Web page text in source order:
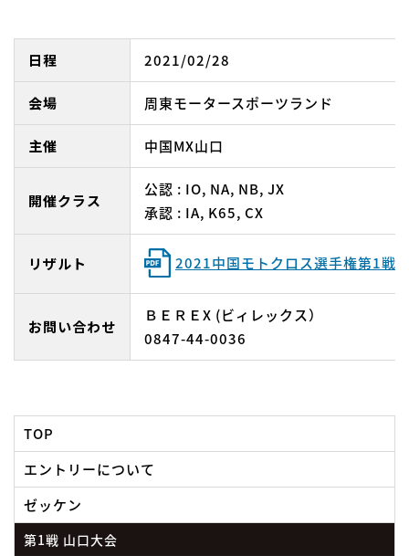
日程 2021/02/28
会場 周東モータースポーツランド
主催 中国MX山口
開催クラス
公認 : IO, NA, NB, JX
承認 : IA, K65, CX
リザルト 2021中国モトクロス選手権第1戦
お問い合わせ
ＢＥＲＥX (ビィレックス）
0847-44-0036
TOP
エントリーについて
ゼッケン
第1戦 山口大会